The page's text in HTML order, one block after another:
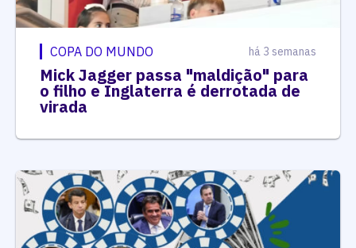
COPA DO MUNDO há 3 semanas
Mick Jagger passa "maldição" para
o filho e Inglaterra é derrotada de
virada